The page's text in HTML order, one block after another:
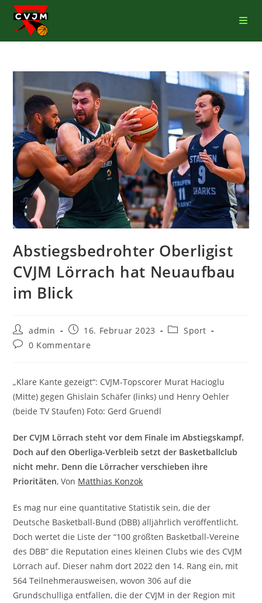
Abstiegsbedrohter Oberligist
CVJM Lörrach hat Neuaufbau
im Blick
admin 16. Februar 2023
Sport
0 Kommentare
„Klare Kante gezeigt“: CVJM-Topscorer Murat Hacioglu
(Mitte) gegen Ghislain Schäfer (links) und Henry Oehler
(beide TV Staufen) Foto: Gerd Gruendl
Der CVJM Lörrach steht vor dem Finale im Abstiegskampf.
Doch auf den Oberliga-Verbleib setzt der Basketballclub
nicht mehr. Denn die Lörracher verschieben ihre
Prioritäten, Von Matthias Konzok
Es mag nur eine quantitative Statistik sein, die der
Deutsche Basketball-Bund (DBB) alljährlich veröffentlicht.
Doch wertet die Liste der “100 größten Basketball-Vereine
des DBB” die Reputation eines kleinen Clubs wie des CVJM
Lörrach auf. Dieser nahm dort 2022 den 14. Rang ein, mit
564 Teilnehmerausweisen, wovon 306 auf die
Grundschulliga entfallen, die der CVJM in der Region mit